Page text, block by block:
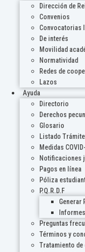
Dirección de
Convenios
Convocatorias
De interés
Movilidad
Normatividad
Redes de
Lazos
Ayuda
Directorio
Derechos
Glosario
Listado
Medidas
Notificaciones
Pagos en línea
Póliza
P.Q.R.D.F
Generar
Preguntas
Términos y
Tratamiento de